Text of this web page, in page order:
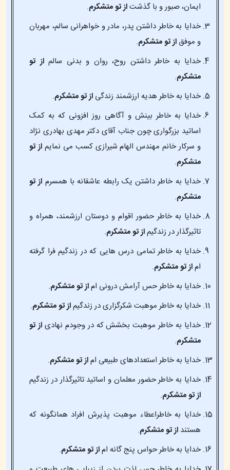
ایمان، صبور و با گذشتاز تو متشکرم.
خدایا به خاطر داشتن پدر، مادر و خواهرانی سالم، مهربان
و موفق از تو متشکرم.
خدایا به خاطر داشتن روح، روان و بدنی سالماز تو
متشکرم.
خدایا به خاطر هدیه ارزشمند زندگی از تو متشکرم.
خدایا به خاطر بینش و آگاهی روز افزونی که به کمک
اساتید بزرگواری چون جناب آقای دکتر مهدی بهادری نژاد
و سرکار خانم مهندس الهام شیرازی کسب می نمایماز تو
متشکرم.
خدایا به خاطر داشتن یک رابطه عاشقانه با همسرم از تو
متشکرم.
خدایا به خاطر حضور اقوام و دوستان ارزشمند، همراه و
تاثیرگذار در زندگیماز تو متشکرم.
خدایا به خاطر تمامی درس هایی که در زندگیم فرا گرفته
اماز تو متشکرم.
خدایا به خاطر حس آرامش درونی اماز تو متشکرم.
خدایا به خاطر موهبت شکرگزاری در زندگیماز تو متشکرم.
خدایا به خاطر موهبت بخشش که در وجودم نهادیاز تو
متشکرم.
خدایا به خاطر استعدادهای طبیعی اماز تو متشکرم.
خدایا به خاطر حضور معلمان و اساتید تاثیرگذار در زندگیم
از تو متشکرم.
خدایا به خاطراعطاء موهبت پذیرش افراد همانگونه که
هستند از تو متشکرم.
خدایا به خاطر حواس پنج گانه اماز تو متشکرم.